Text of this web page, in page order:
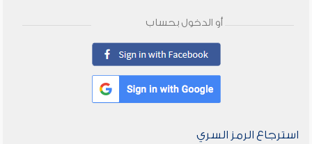
أو الدخول بحساب
استرجاع الرمز السري